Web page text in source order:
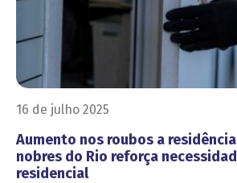
16 de julho 2025
Aumento nos roubos a
nobres do Rio reforça
residencial